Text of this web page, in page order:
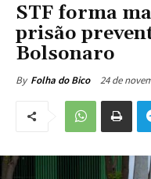
STF forma
prisão
Bolsonaro
By Folha do Bico 24 de